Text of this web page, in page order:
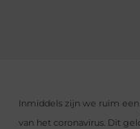
Inmiddels zijn we ruim
van het coronavirus. Dit